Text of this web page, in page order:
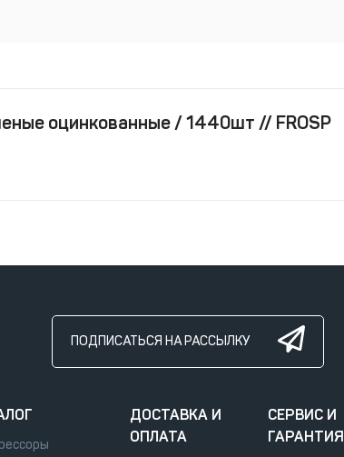
оцинкованные / 1440шт // FROSP
ПОДПИСАТЬСЯ НА РАССЫЛКУ
ДОСТАВКА И
ОПЛАТА
СЕРВИС И
ГАРАНТИЯ